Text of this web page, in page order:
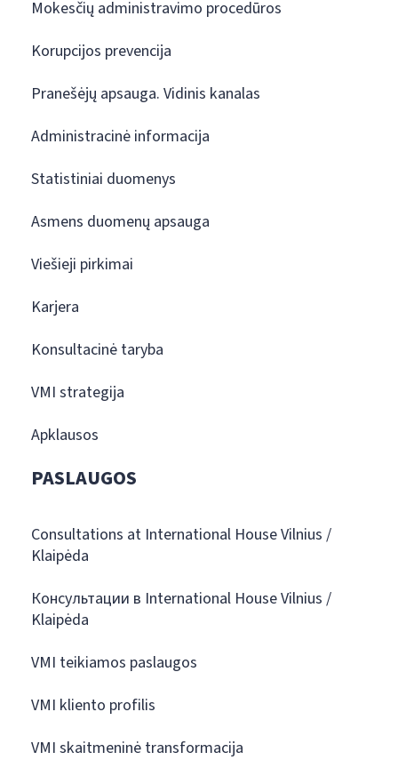
Mokesčių administravimo procedūros
Korupcijos prevencija
Pranešėjų apsauga. Vidinis kanalas
Administracinė informacija
Statistiniai duomenys
Asmens duomenų apsauga
Viešieji pirkimai
Karjera
Konsultacinė taryba
VMI strategija
Apklausos
PASLAUGOS
Consultations at International House Vilnius /
Klaipėda
Консультации в International House Vilnius /
Klaipėda
VMI teikiamos paslaugos
VMI kliento profilis
VMI skaitmeninė transformacija